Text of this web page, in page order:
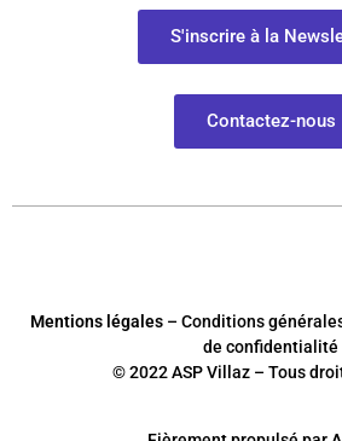
S'inscrire à la
Contactez-nous
Mentions légales– Conditions
de confidentialité
© 2022 ASP Villaz – Tous